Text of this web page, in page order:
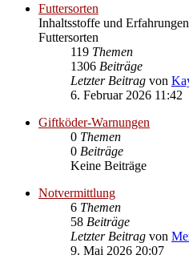
Futtersorten
Inhaltsstoffe und
Futtersorten
119 Themen
1306 Beiträge
Letzter Beitrag von
6. Februar 2026 11:42
Giftköder-Warnungen
0 Themen
0 Beiträge
Keine Beiträge
Notvermittlung
6 Themen
58 Beiträge
Letzter Beitrag von
9. Mai 2026 20:07